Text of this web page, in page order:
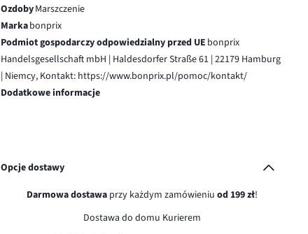
OzdobyMarszczenie
Markabonprix
Podmiot gospodarczy odpowiedzialny przed UE bonprix
Handelsgesellschaft mbH | Haldesdorfer Straße 61 | 22179 Hamburg
| Niemcy, Kontakt: https://www.bonprix.pl/pomoc/kontakt/
Dodatkowe informacje
Opcje dostawy
Darmowa dostawaprzy każdym zamówieniu od 199 zł!
Dostawa do domu Kurierem